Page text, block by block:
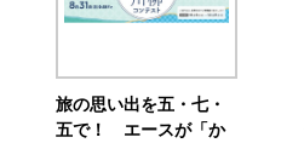
旅の思い出を五・七・
五で！ エースが「か